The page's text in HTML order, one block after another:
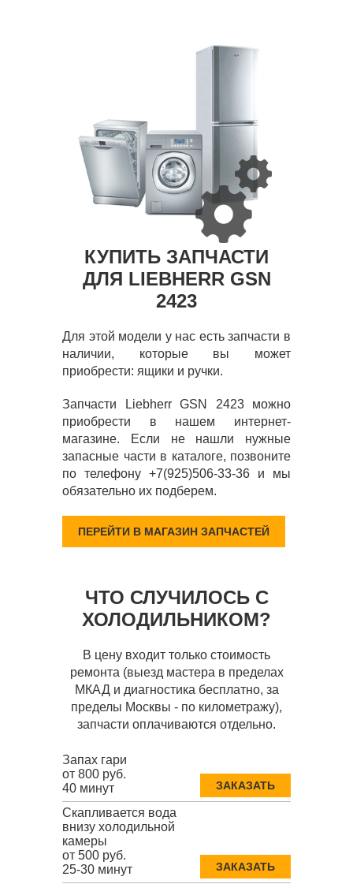
КУПИТЬ ЗАПЧАСТИ
ДЛЯ LIEBHERR GSN
2423
Для этой модели у нас есть запчасти в
наличии, которые вы может
приобрести: ящики и ручки.
Запчасти Liebherr GSN 2423 можно
приобрести в нашем интернет-
магазине. Если не нашли нужные
запасные части в каталоге, позвоните
по телефону +7(925)506-33-36 и мы
обязательно их подберем.
ПЕРЕЙТИ В МАГАЗИН ЗАПЧАСТЕЙ
ЧТО СЛУЧИЛОСЬ С
ХОЛОДИЛЬНИКОМ?
В цену входит только стоимость
ремонта (выезд мастера в пределах
МКАД и диагностика бесплатно, за
пределы Москвы - по километражу),
запчасти оплачиваются отдельно.
Запах гари
от 800 руб.
40 минут
ЗАКАЗАТЬ
Скапливается вода
внизу холодильной
камеры
от 500 руб.
25-30 минут
ЗАКАЗАТЬ